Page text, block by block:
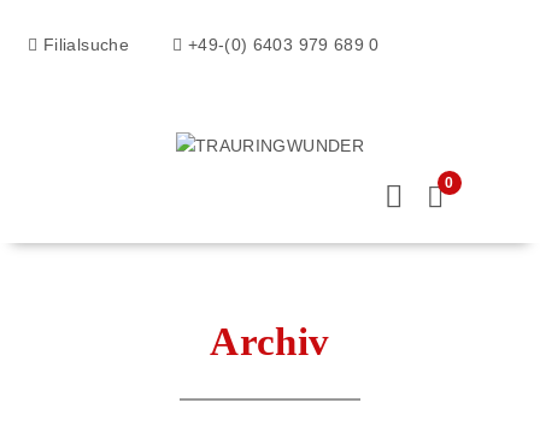
Filialsuche +49-(0) 6403 979 689 0
0
Archiv